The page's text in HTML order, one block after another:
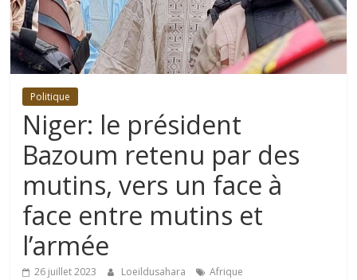
Politique
Niger: le président
Bazoum retenu par des
mutins, vers un face à
face entre mutins et
l’armée
26 juillet 2023 Loeildusahara Afrique